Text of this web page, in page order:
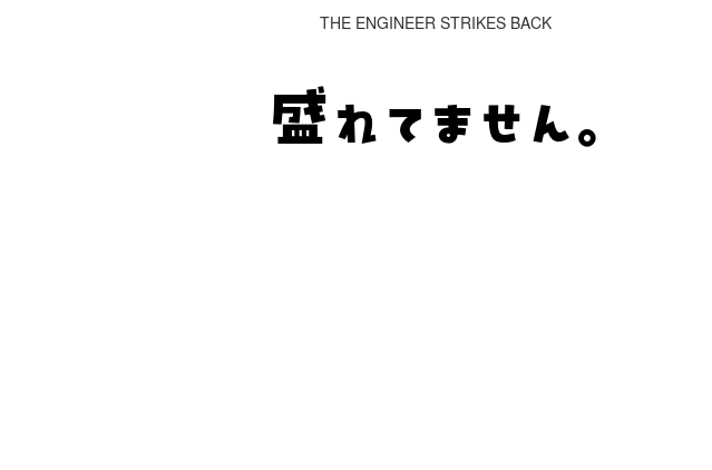
THE ENGINEER STRIKES BACK